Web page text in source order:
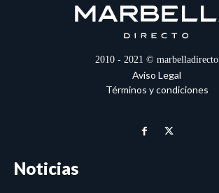
2010 - 2021 © marbelladirecto
Aviso Legal
Términos y condiciones
Noticias